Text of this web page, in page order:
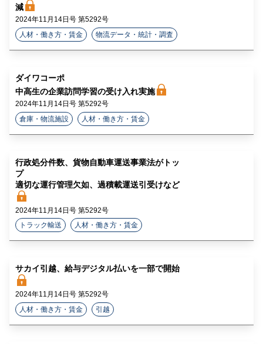
減
2024年11月14日号 第5292号
人材・働き方・賃金
物流データ・統計・調査
ダイワコーポ
中高生の企業訪問学習の受け入れ実施
2024年11月14日号 第5292号
倉庫・物流施設
人材・働き方・賃金
行政処分件数、貨物自動車運送事業法がトッ
プ
適切な運行管理欠如、過積載運送引受けなど
2024年11月14日号 第5292号
トラック輸送
人材・働き方・賃金
サカイ引越、給与デジタル払いを一部で開始
2024年11月14日号 第5292号
人材・働き方・賃金
引越